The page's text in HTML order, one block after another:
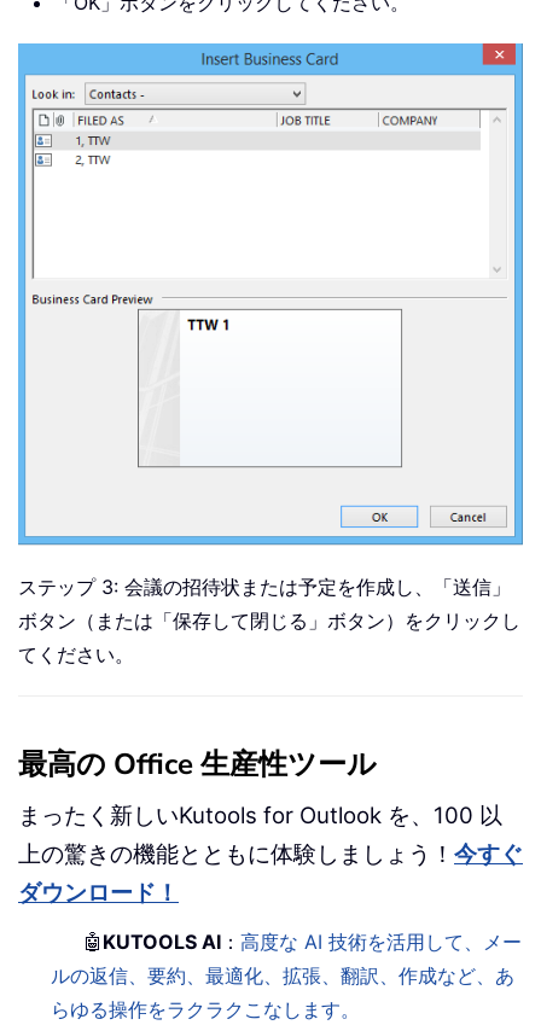
ステップ 3: 会議の招待状または予定を作成し、「送信」
ボタン（または「保存して閉じる」ボタン）をクリックし
てください。
最高の Office 生産性ツール
まったく新しいKutools for Outlook を、100 以
上の驚きの機能とともに体験しましょう！ 今すぐ
ダウンロード！
🤖 KUTOOLS AI ：高度な AI 技術を活用して、メー
ルの返信、要約、最適化、拡張、翻訳、作成など、あ
らゆる操作をラクラクこなします。